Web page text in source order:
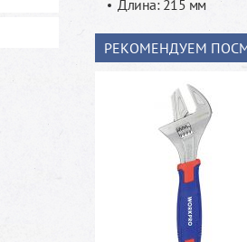
Длина: 215 мм
РЕКОМЕНДУЕМ